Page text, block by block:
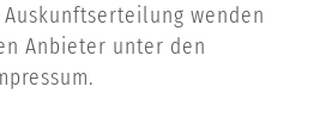
wenden
Anbieter unter den